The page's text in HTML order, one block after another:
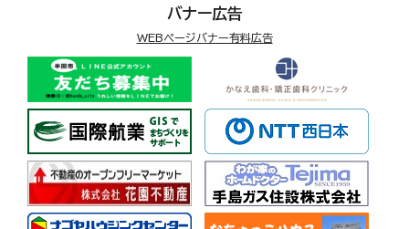
バナー広告
WEBページバナー有料広告